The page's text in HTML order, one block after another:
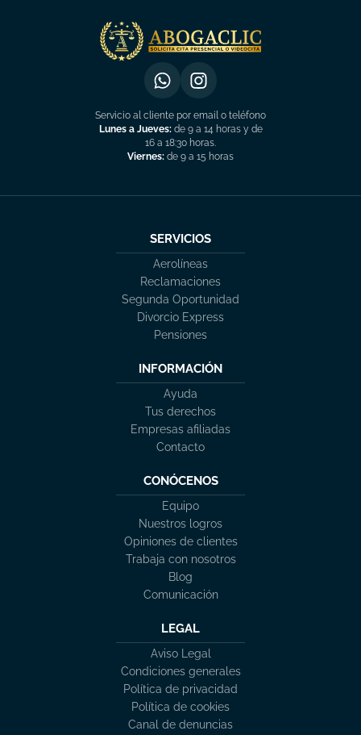
Servicio al cliente por email o teléfono
Lunes a Jueves:de 9 a 14 horas y de
16 a 18:30 horas.
Viernes: de 9 a 15 horas
SERVICIOS
Aerolíneas
Reclamaciones
Segunda Oportunidad
Divorcio Express
Pensiones
INFORMACIÓN
Ayuda
Tus derechos
Empresas afiliadas
Contacto
CONÓCENOS
Equipo
Nuestros logros
Opiniones de clientes
Trabaja con nosotros
Blog
Comunicación
LEGAL
Aviso Legal
Condiciones generales
Política de privacidad
Política de cookies
Canal de denuncias